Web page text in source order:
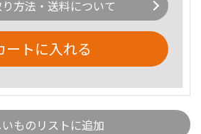
方法・送料について
ートに入れる
ものリストに追加